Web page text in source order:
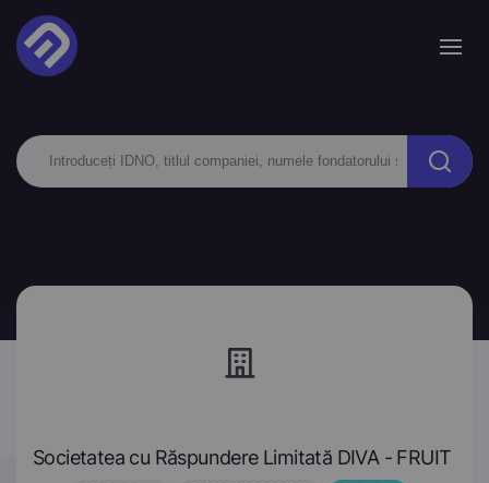
Societatea cu Răspundere Limitată DIVA - FRUIT